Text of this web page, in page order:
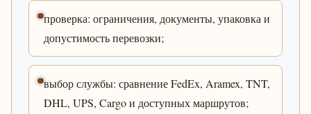
проверка: ограничения, документы, упаковка и
допустимость перевозки;
выбор службы: сравнение FedEx, Aramex, TNT,
DHL, UPS, Cargo и доступных маршрутов;